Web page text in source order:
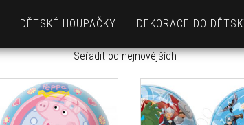
DĚTSKÉ HOUPAČKY DEKORACE DO